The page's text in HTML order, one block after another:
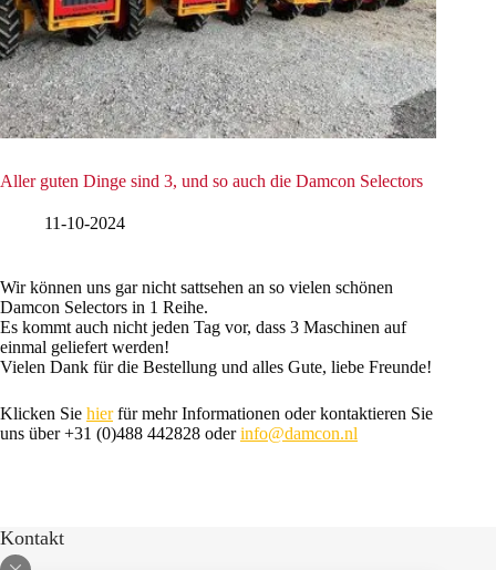
Aller guten Dinge sind 3, und so auch die Damcon Selectors
11-10-2024
Wir können uns gar nicht sattsehen an so vielen schönen
Damcon Selectors in 1 Reihe.
Es kommt auch nicht jeden Tag vor, dass 3 Maschinen auf
einmal geliefert werden!
Vielen Dank für die Bestellung und alles Gute, liebe Freunde!
Klicken Sie hierfür mehr Informationen oder kontaktieren Sie
uns über +31 (0)488 442828 oderinfo@damcon.nl
Kontakt